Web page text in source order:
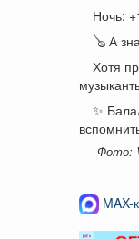
Ночь:
🪕 А
Хотя
✨
Фото:
MAX-